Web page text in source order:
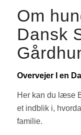
Om
Dansk
Overvejer I en
Her kan du læse
et indblik i,
familie.